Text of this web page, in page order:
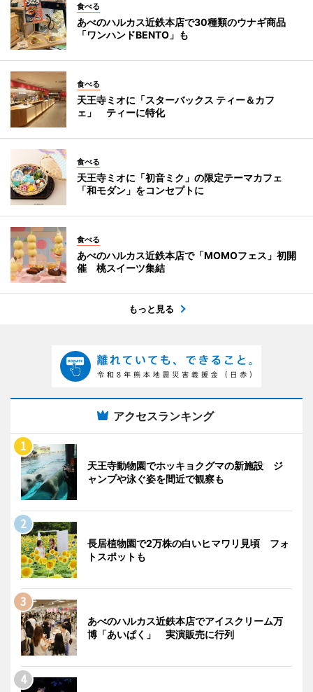
食べる
あべのハルカス近鉄本店で30種類のウナギ商品
「ワンハンドBENTO」も
食べる
天王寺ミオに「スターバックス ティー＆カフ
ェ」 ティーに特化
食べる
天王寺ミオに「初音ミク」の限定テーマカフェ
「和モダン」をコンセプトに
食べる
あべのハルカス近鉄本店で「MOMOフェス」初開
催 桃スイーツ集結
もっと見る
アクセスランキング
天王寺動物園でホッキョクグマの新施設 ジ
ャンプや泳ぐ姿を間近で観察も
長居植物園で2万株の白いヒマワリ見頃 フォ
トスポットも
あべのハルカス近鉄本店でアイスクリーム万
博「あいぱく」 実演販売に行列